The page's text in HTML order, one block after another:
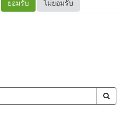
ยอมรับ ไม่ยอมรับ